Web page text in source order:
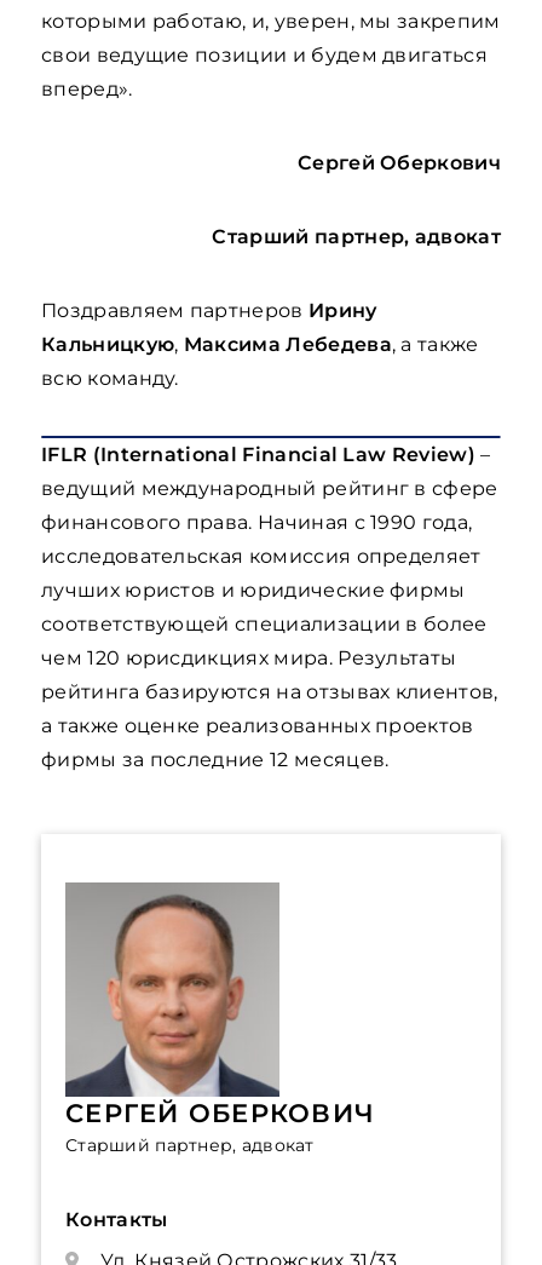
которыми работаю, и, уверен, мы закрепим
свои ведущие позиции и будем двигаться
вперед».
Сергей Оберкович
Старший партнер, адвокат
Поздравляем партнеров Ирину
Кальницкую, Максима Лебедева, а также
всю команду.
IFLR (International Financial Law Review) –
ведущий международный рейтинг в сфере
финансового права. Начиная с 1990 года,
исследовательская комиссия определяет
лучших юристов и юридические фирмы
соответствующей специализации в более
чем 120 юрисдикциях мира. Результаты
рейтинга базируются на отзывах клиентов,
а также оценке реализованных проектов
фирмы за последние 12 месяцев.
СЕРГЕЙ ОБЕРКОВИЧ
Старший партнер, адвокат
Контакты